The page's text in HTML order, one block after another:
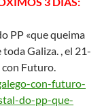
PP «que queima
toda Galiza. , el 21-
Futuro.
con-futuro-
do-pp-que-